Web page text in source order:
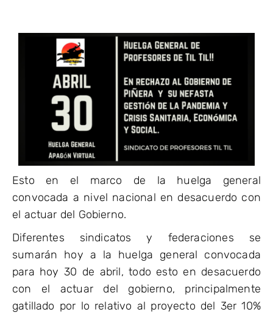
Esto en el marco de la huelga general
convocada a nivel nacional en desacuerdo con
el actuar del Gobierno.
Diferentes sindicatos y federaciones se
sumarán hoy a la huelga general convocada
para hoy 30 de abril, todo esto en desacuerdo
con el actuar del gobierno, principalmente
gatillado por lo relativo al proyecto del 3er 10%